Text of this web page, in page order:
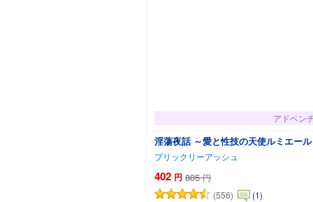
アドベン
淫蕩夜話 ～愛と性技の天使ルミエー
プリックリーアッシュ
402 円 805 円
(556)
(1)